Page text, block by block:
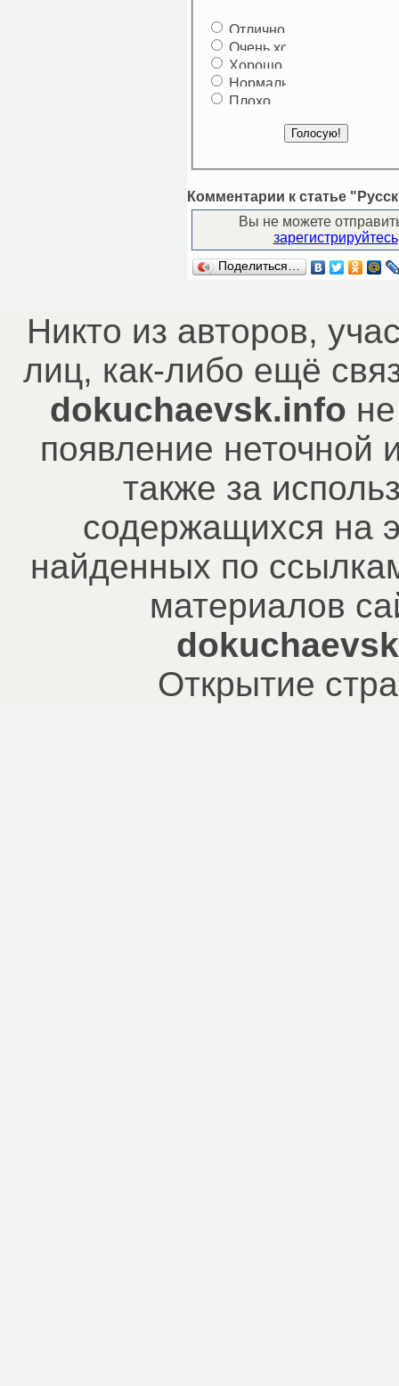
Комментарии к статье
Вы не можете
зарегистрируйтесь
Поделиться…
Никто из авторов,
лиц, как-либо ещё
dokuchaevsk.info
появление
также за
содержащихся на
найденных по
материалов
Открытие